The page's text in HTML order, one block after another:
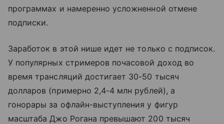
программах и намеренно усложненной отмене
подписки.
Заработок в этой нише идет не только с подписок.
У популярных стримеров почасовой доход во
время трансляций достигает 30-50 тысяч
долларов (примерно 2,4-4 млн рублей), а
гонорары за офлайн-выступления у фигур
масштаба Джо Рогана превышают 200 тысяч